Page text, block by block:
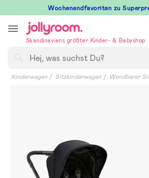
till
innehållet
Wochenendfavoriten zu
Skandinaviens größter Kinder- & Babyshop
Kinderwagen Sitzkinderwagen Wendbarer